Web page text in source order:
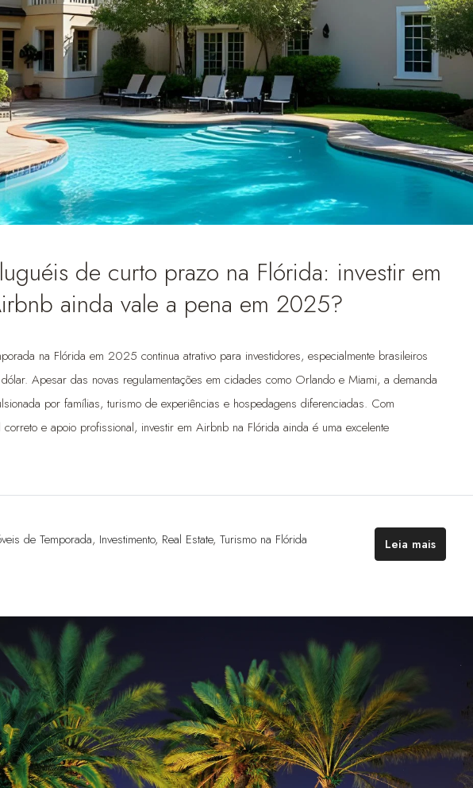
de curto prazo na Flórida: investir em
ainda vale a pena em 2025?
na Flórida em 2025 continua atrativo para investidores, especialmente brasileiros
Apesar das novas regulamentações em cidades como Orlando e Miami, a demanda
por famílias, turismo de experiências e hospedagens diferenciadas. Com
correto e apoio profissional, investir em Airbnb na Flórida ainda é uma excelente
de Temporada, Investimento, Real Estate, Turismo na Flórida Leia mais